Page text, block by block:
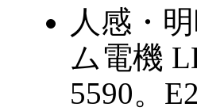
人感・
ム電機
5590。